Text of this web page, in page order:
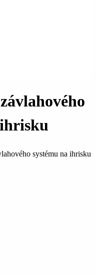
systému na ihrisku